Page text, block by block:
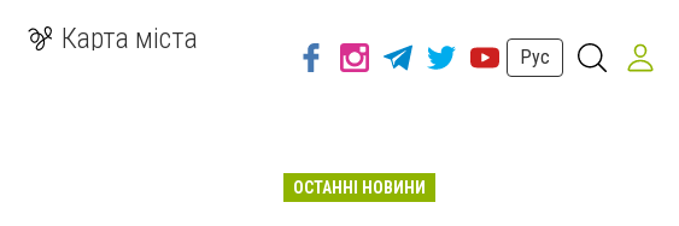
Карта міста
Рус
ОСТАННІ НОВИНИ